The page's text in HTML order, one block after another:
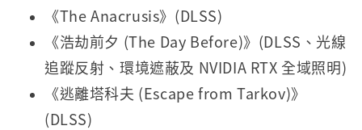
《The Anacrusis》(DLSS)
《浩劫前夕 (The Day Before)》(DLSS、光線
追蹤反射、環境遮蔽及 NVIDIA RTX 全域照明)
《逃離塔科夫 (Escape from Tarkov)》
(DLSS)